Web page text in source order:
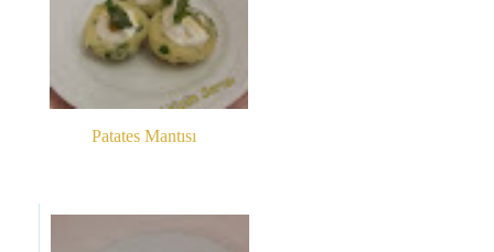
Patates Mantısı